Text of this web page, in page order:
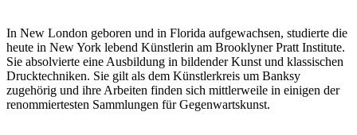
In New London geboren und in Florida aufgewachsen, studierte die
heute in New York lebend Künstlerin am Brooklyner Pratt Institute.
Sie absolvierte eine Ausbildung in bildender Kunst und klassischen
Drucktechniken. Sie gilt als dem Künstlerkreis um Banksy
zugehörig und ihre Arbeiten finden sich mittlerweile in einigen der
renommiertesten Sammlungen für Gegenwartskunst.